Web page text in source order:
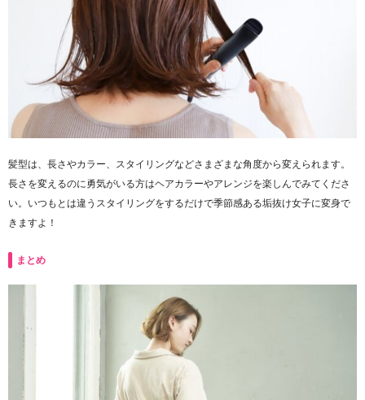
髪型は、長さやカラー、スタイリングなどさまざまな角度から変えられます。
長さを変えるのに勇気がいる方はヘアカラーやアレンジを楽しんでみてくださ
い。いつもとは違うスタイリングをするだけで季節感ある垢抜け女子に変身で
きますよ！
まとめ